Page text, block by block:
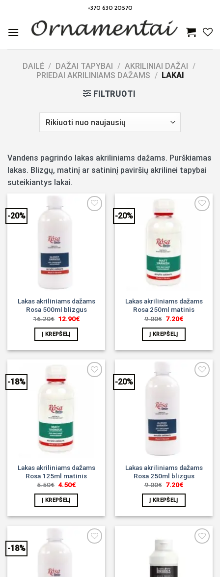
content
+370 630 20570
DAILĖ / DAŽAI TAPYBAI / AKRILINIAI DAŽAI /
PRIEDAI AKRILINIAMS DAŽAMS / LAKAI
FILTRUOTI
Vandens pagrindo lakas akriliniams dažams. Purškiamas
lakas. Blizgų, matinį ar satininį paviršių akrilinei tapybai
suteikiantys lakai.
-20%
Lakas akriliniams dažams
Rosa 500ml blizgus
16.20€ Original
was:
16.20€.
12.90€Current
Į KREPŠELĮ
-20%
Lakas akriliniams dažams
Rosa 250ml matinis
9.00€ Original
was:
9.00€.
7.20€Current
is:
Į KREPŠELĮ
-18%
Lakas akriliniams dažams
Rosa 125ml matinis
5.50€ Original
was:
5.50€.
4.50€Current
is:
Į KREPŠELĮ
-20%
Lakas akriliniams dažams
Rosa 250ml blizgus
9.00€ Original
was:
9.00€.
7.20€Current
is:
Į KREPŠELĮ
-18%